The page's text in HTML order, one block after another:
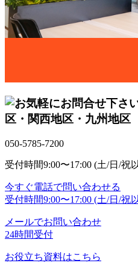
区・関西地区・九州地区
050-5785-7200
受付時間9:00〜17:00 (土/日/祝
今すぐ電話で問い合わせる
受付時間9:00〜17:00 (土/日/祝
メールでお問い合わせ
24時間受付
お役立ち資料はこちら